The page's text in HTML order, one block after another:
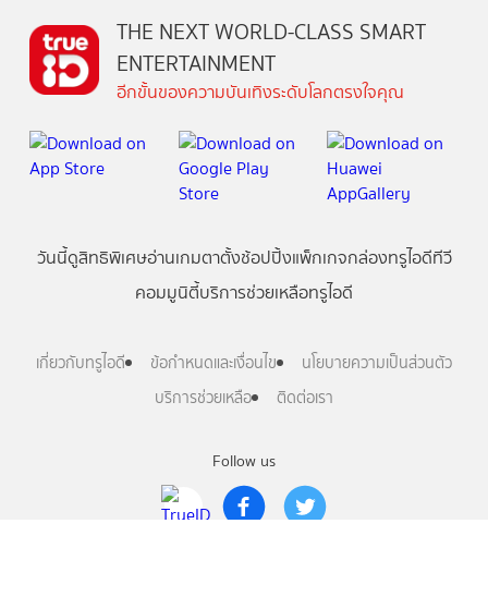
Follow us
THE NEXT WORLD-CLASS SMART
ENTERTAINMENT
อีกขั้นของความบันเทิงระดับโลกตรงใจคุณ
วันนี้ดูสิทธิพิเศษอ่านเกมตาตั้งช้อปปิ้งแพ็กเกจกล่องทรูไอดีทีวี
คอมมูนิตี้บริการช่วยเหลือทรูไอดี
เกี่ยวกับทรูไอดี ข้อกำหนดและเงื่อนไข
นโยบายความเป็นส่วนตัว
บริการช่วยเหลือ
ติดต่อเรา